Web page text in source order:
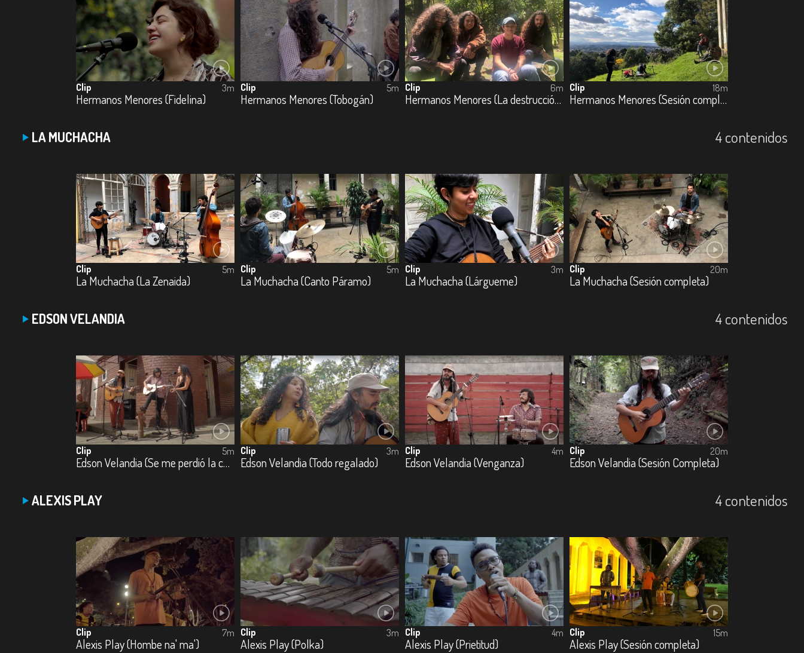
Clip
Hermanos Menores (Fidelina)
3m Clip
Hermanos Menores (Tobogán)
5m Clip
Hermanos Menores (La destrucción paulatina de las cosas bellas)
6m Clip
Hermanos Menores (Sesión completa)
18m
LA MUCHACHA 4 contenidos
Clip
La Muchacha (La Zenaida)
5m Clip
La Muchacha (Canto Páramo)
5m Clip
La Muchacha (Lárgueme)
3m Clip
La Muchacha (Sesión completa)
20m
EDSON VELANDIA 4 contenidos
Clip
Edson Velandia (Se me perdió la cadenita)
5m Clip
Edson Velandia (Todo regalado)
3m Clip
Edson Velandia (Venganza)
4m Clip
Edson Velandia (Sesión Completa)
20m
ALEXIS PLAY 4 contenidos
Clip
Alexis Play (Hombe na' ma')
7m Clip
Alexis Play (Polka)
3m Clip
Alexis Play (Prietitud)
4m Clip
Alexis Play (Sesión completa)
15m